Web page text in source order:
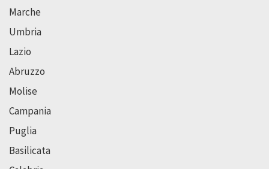
Marche
Umbria
Lazio
Abruzzo
Molise
Campania
Puglia
Basilicata